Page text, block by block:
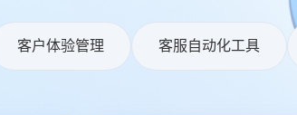
客户体验管理 客服自动化工具